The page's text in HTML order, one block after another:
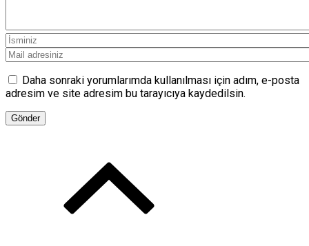
Daha sonraki yorumlarımda kullanılması için adım, e-posta
adresim ve site adresim bu tarayıcıya kaydedilsin.